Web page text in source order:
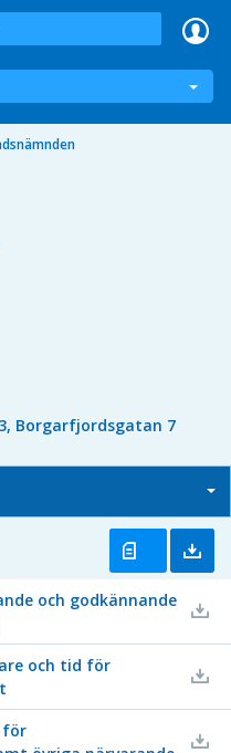
Borgarfjordsgatan 7
och godkännande
och tid för
för